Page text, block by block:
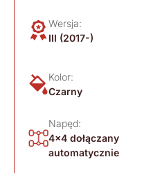
Wersja:
III (2017-)
Kolor:
Czarny
Napęd:
4x4 dołączany
automatycznie